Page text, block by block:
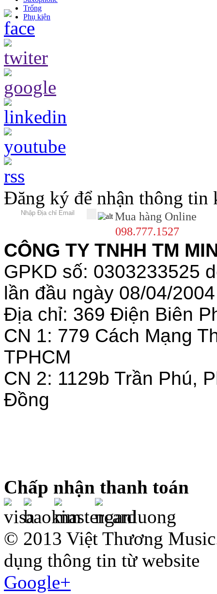
Trống
Phụ kiện
Đăng ký để nhận thông tin
Mua hàng Online
098.777.1527
CÔNG TY TNHH TM
GPKD số: 0303233525
lần đầu ngày 08/04/2004
Địa chỉ: 369 Điện Biên
CN 1: 779 Cách Mạng
TPHCM
CN 2: 1129b Trần Phú,
Đồng
Chấp nhận thanh toán
© 2013 Việt Thương
dụng thông tin từ website
Google+